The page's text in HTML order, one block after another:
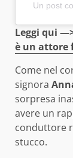
Un post
Leggi qui
è un attore
Come nel
signora
sorpresa
avere un
conduttore
stucco.